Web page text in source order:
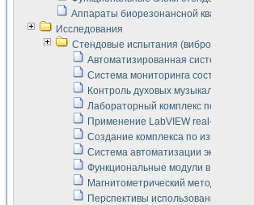
Аппараты биорезонансной квантовой
Исследования
Стендовые испытания (виброакустика,
Автоматизированная система
Система мониторинга состояния
Контроль духовых музыкальных
Лабораторный комплекс по
Применение LabVIEW real-time
Создание комплекса по
Система автоматизации
Функциональные модули в
Магнитометрический метод в
Перспективы использования